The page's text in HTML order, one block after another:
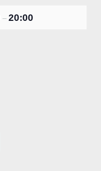
– 20:00